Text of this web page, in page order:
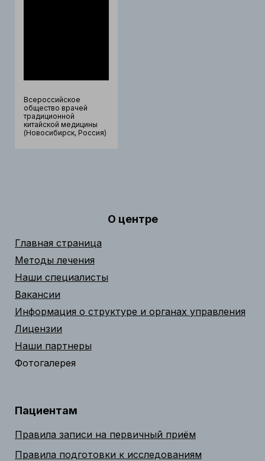
Всероссийское
общество врачей
традиционной
китайской медицины
(Новосибирск, Россия)
О центре
Главная страница
Методы лечения
Наши специалисты
Вакансии
Информация о структуре и органах управления
Лицензии
Наши партнеры
Фотогалерея
Пациентам
Правила записи на первичный приём
Правила подготовки к исследованиям